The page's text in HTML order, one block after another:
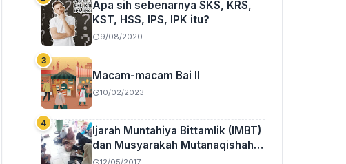
Apa sih sebenarnya SKS, KRS,
KST, HSS, IPS, IPK itu?
9/08/2020
Macam-macam Bai II
10/02/2023
Ijarah Muntahiya Bittamlik (IMBT)
dan Musyarakah Mutanaqishah
(MMQ)
12/05/2017